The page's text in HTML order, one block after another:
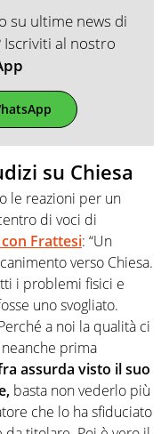
su ultime news di
al nostro
su Chiesa
le reazioni per un
di voci di
Frattesi: “Un
verso Chiesa.
i problemi fisici e
uno svogliato.
a noi la qualità ci
prima
assurda visto il suo
basta non vederlo più
che lo ha sfiduciato